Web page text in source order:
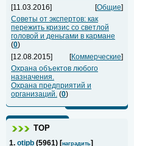
[11.03.2016]
[Общие]
Советы от экспертов: как
пережить кризис со светлой
головой и деньгами в кармане
(0)
[12.08.2015]
[Коммерческие]
Охрана объектов любого
назначения.
Охрана предприятий и
организаций. (0)
ТОР
1. otipb (5961) [наградить]